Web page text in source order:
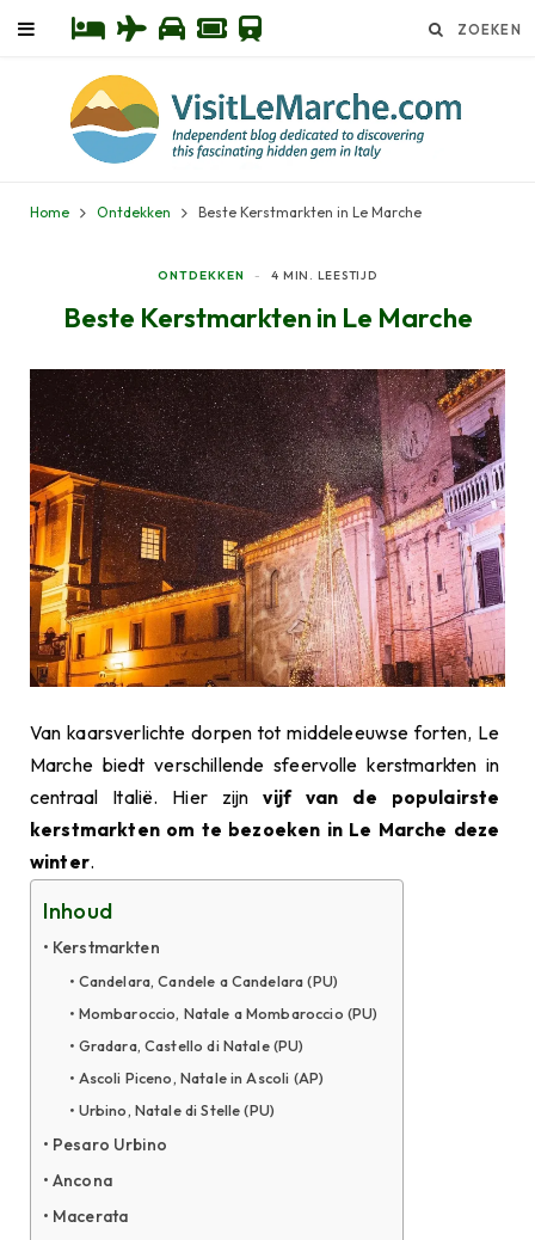
Home Ontdekken Beste Kerstmarkten in Le Marche
ONTDEKKEN 4 MIN. LEESTIJD
Beste Kerstmarkten in Le Marche
Van kaarsverlichte dorpen tot middeleeuwse forten, Le
Marche biedt verschillende sfeervolle kerstmarkten in
centraal Italië. Hier zijnvijf van de populairste
kerstmarkten om te bezoeken in Le Marche deze
winter.
Inhoud
Kerstmarkten
Candelara, Candele a Candelara (PU)
Mombaroccio, Natale a Mombaroccio (PU)
Gradara, Castello di Natale (PU)
Ascoli Piceno, Natale in Ascoli (AP)
Urbino, Natale di Stelle (PU)
Pesaro Urbino
Ancona
Macerata